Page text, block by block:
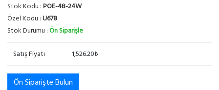
Stok Kodu :POE-48-24W
Özel Kodu :U678
Stok Durumu :Ön Siparişle
Satış Fiyatı 1,526.20₺
Ön Siparişte Bulun